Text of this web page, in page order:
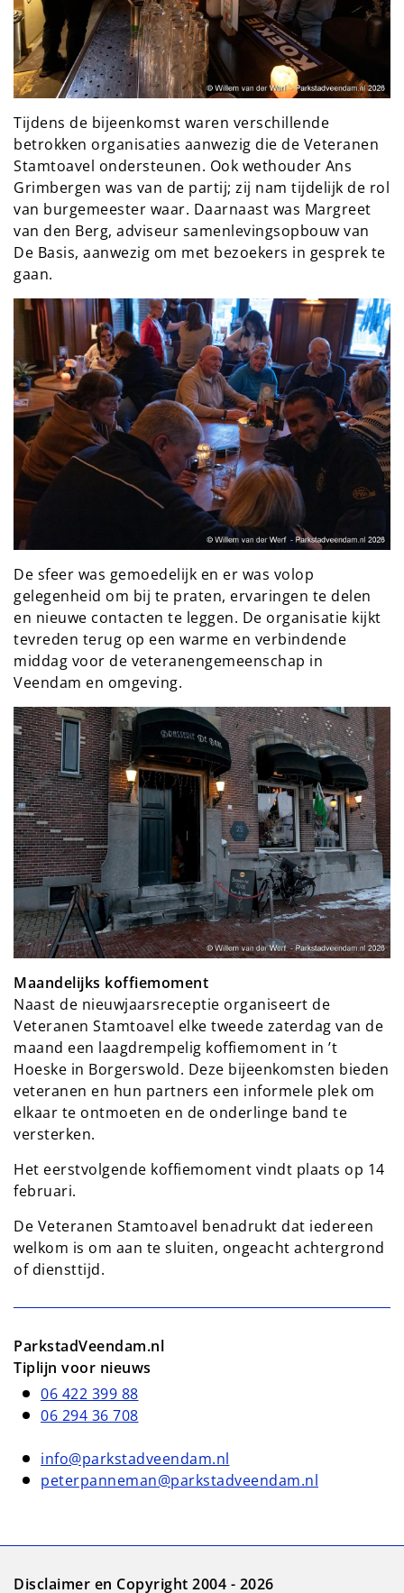
Tijdens de bijeenkomst waren verschillende
betrokken organisaties aanwezig die de Veteranen
Stamtoavel ondersteunen. Ook wethouder Ans
Grimbergen was van de partij; zij nam tijdelijk de rol
van burgemeester waar. Daarnaast was Margreet
van den Berg, adviseur samenlevingsopbouw van
De Basis, aanwezig om met bezoekers in gesprek te
gaan.
De sfeer was gemoedelijk en er was volop
gelegenheid om bij te praten, ervaringen te delen
en nieuwe contacten te leggen. De organisatie kijkt
tevreden terug op een warme en verbindende
middag voor de veteranengemeenschap in
Veendam en omgeving.
Maandelijks koffiemoment
Naast de nieuwjaarsreceptie organiseert de
Veteranen Stamtoavel elke tweede zaterdag van de
maand een laagdrempelig koffiemoment in ’t
Hoeske in Borgerswold. Deze bijeenkomsten bieden
veteranen en hun partners een informele plek om
elkaar te ontmoeten en de onderlinge band te
versterken.
Het eerstvolgende koffiemoment vindt plaats op 14
februari.
De Veteranen Stamtoavel benadrukt dat iedereen
welkom is om aan te sluiten, ongeacht achtergrond
of diensttijd.
ParkstadVeendam.nl
Tiplijn voor nieuws
06 422 399 88
06 294 36 708
info@parkstadveendam.nl
peterpanneman@parkstadveendam.nl
Disclaimer en Copyright 2004 - 2026